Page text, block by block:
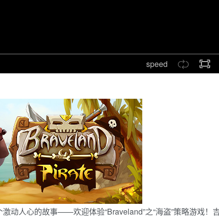
speed
动人心的故事——欢迎体验“Braveland”之“海盗”策略游戏！